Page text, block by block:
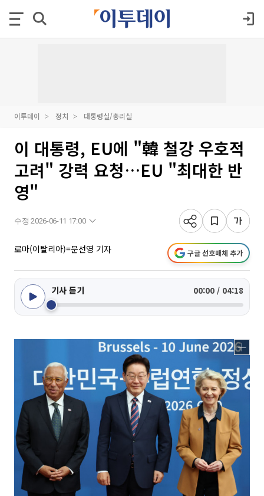
이투데이 정치 대통령실/총리실
이 대통령, EU에 "韓 철강 우호적
고려" 강력 요청…EU "최대한 반
영"
수정 2026-06-11 17:00
로마(이탈리아)=문선영 기자 구글 선호매체 추가
기사 듣기 00:00 / 04:18